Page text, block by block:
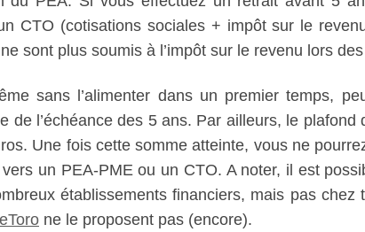
CTO (cotisations sociales + impôt sur le
sont plus soumis à l’impôt sur le revenu lors
sans l’alimenter dans un premier temps,
de l’échéance des 5 ans. Par ailleurs, le
Une fois cette somme atteinte, vous ne
un PEA-PME ou un CTO. A noter, il est
établissements financiers, mais pas chez
eToro ne le proposent pas (encore).